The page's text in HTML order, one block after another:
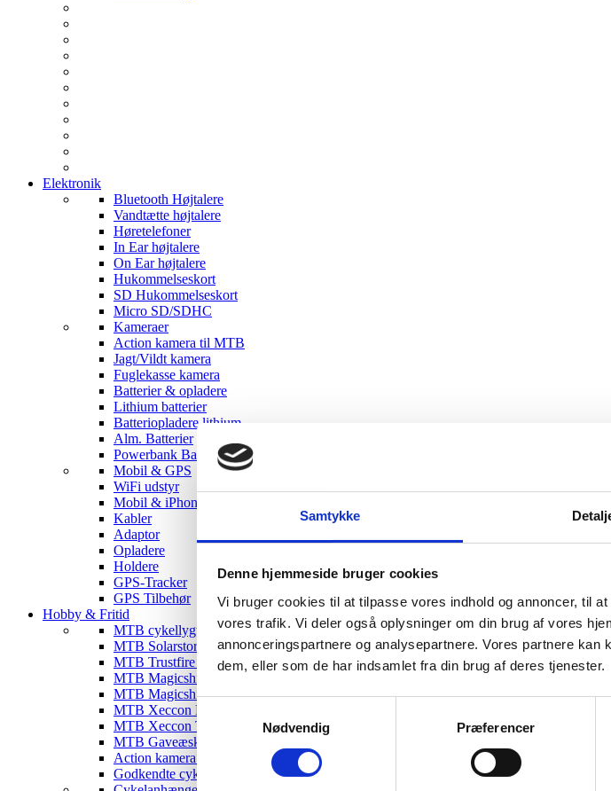
Samtykke
Denne hjemmeside bruger cookies
Vi bruger cookies til at tilpasse vores indhold og annoncer, til
vores trafik. Vi deler også oplysninger om din brug af vores
annonceringspartnere og analysepartnere. Vores partnere
dem, eller som de har indsamlet fra din brug af deres tjenester.
Samtykkevalg
Nødvendig
Præferencer
Elektronik
Bluetooth Højtalere
Vandtætte højtalere
Høretelefoner
In Ear højtalere
On Ear højtalere
Hukommelseskort
SD Hukommelseskort
Micro SD/SDHC
Kameraer
Action kamera til MTB
Jagt/Vildt kamera
Fuglekasse kamera
Batterier & opladere
Lithium batterier
Batteriopladere lithium
Alm. Batterier
Powerbank Batterier
Mobil & GPS
WiFi udstyr
Mobil & iPhone tilbehør
Kabler
Adaptor
Opladere
Holdere
GPS-Tracker
GPS Tilbehør
Hobby & Fritid
MTB cykellygter
MTB Solarstorm Lygter & tilbehør
MTB Trustfire Lygter
MTB Magicshine Lygter
MTB Magicshine Tilbehør
MTB Xeccon Lygter
MTB Xeccon Tilbehør
MTB Gaveæske
Action kamera til MTB
Godkendte cykellygter & tilbehør